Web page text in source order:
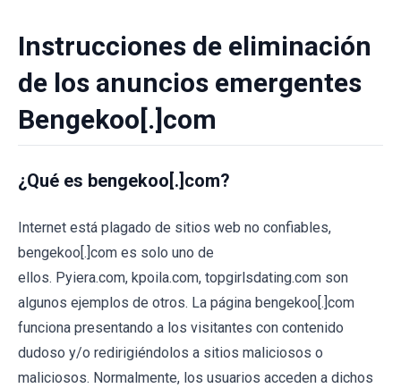
Instrucciones de eliminación
de los anuncios emergentes
Bengekoo[.]com
¿Qué es bengekoo[.]com?
Internet está plagado de sitios web no confiables,
bengekoo[.]com es solo uno de
ellos. Pyiera.com, kpoila.com, topgirlsdating.com son
algunos ejemplos de otros. La página bengekoo[.]com
funciona presentando a los visitantes con contenido
dudoso y/o redirigiéndolos a sitios maliciosos o
maliciosos. Normalmente, los usuarios acceden a dichos